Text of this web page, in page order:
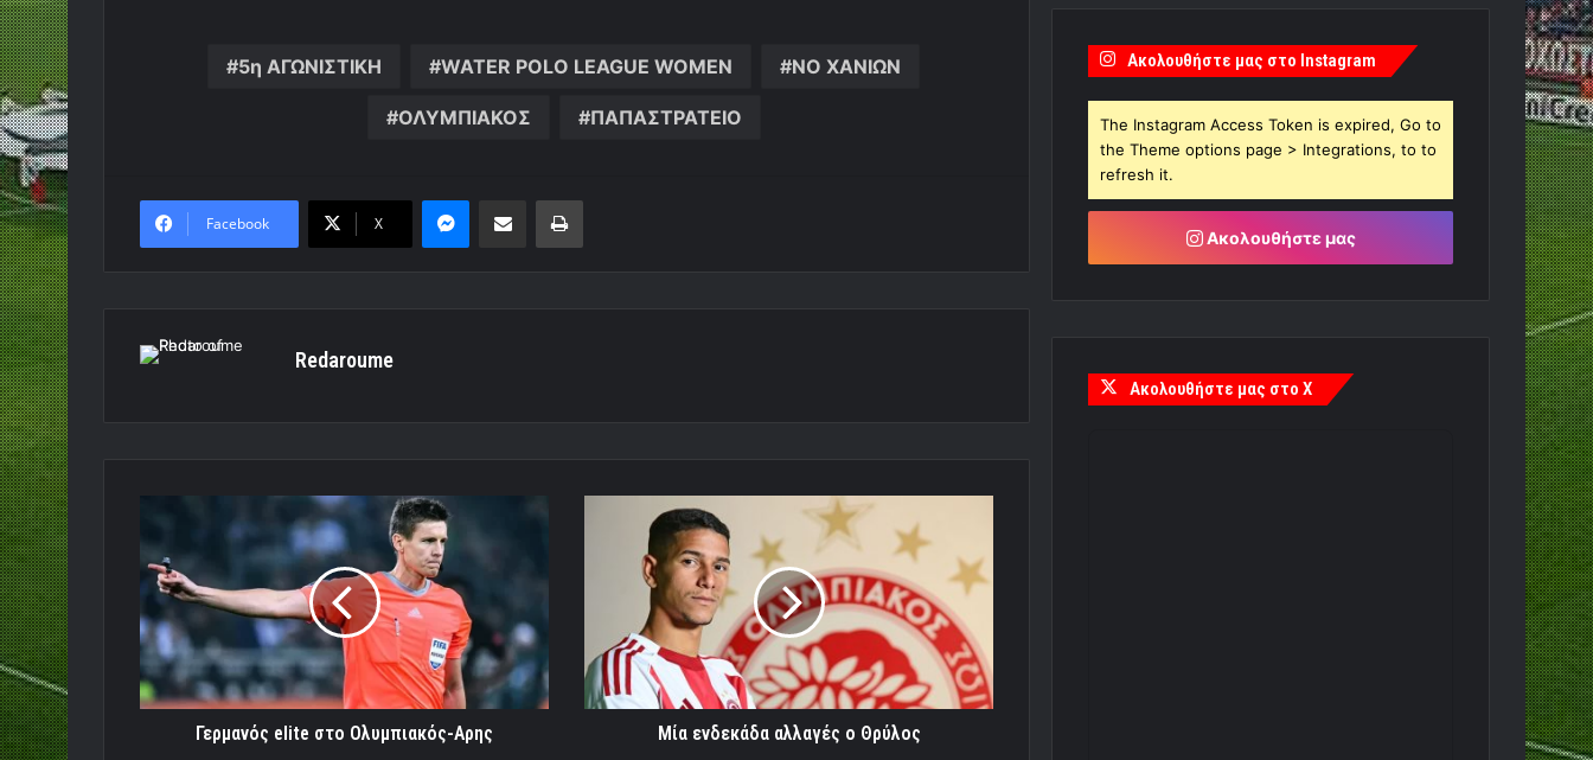
5η ΑΓΩΝΙΣΤΙΚΗ WATER POLO LEAGUE WOMEN ΝΟ ΧΑΝΙΩΝ
ΟΛΥΜΠΙΑΚΟΣ ΠΑΠΑΣΤΡΑΤΕΙΟ
Facebook X
MessengerΚοινοποίηση μέσω ηλεκτρονικού ταχυδρομείουΕκτύπωση
Redaroume
στο
Ολυμπιακός-
Αρης
Γερμανός elite στο Ολυμπιακός-Αρης
ενδεκάδα
αλλαγές
Μία ενδεκάδα αλλαγές ο Θρύλος
Ακολουθήστε μας στο Instagram
The Instagram Access Token is expired, Go to
the Theme options page > Integrations, to to
refresh it.
Ακολουθήστε μας
Ακολουθήστε μας στο X